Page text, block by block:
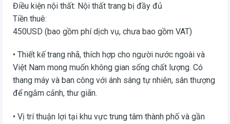
Điều kiện nội thất: Nội thất trang bị đầy đủ
Tiền thuê:
450USD (bao gồm phí dịch vụ, chưa bao gồm VAT)
• Thiết kế trang nhã, thích hợp cho người nước ngoài và
Việt Nam mong muốn không gian sống chất lượng. Có
thang máy và ban công với ánh sáng tự nhiên, sân thượng
để ngắm cảnh, thư giãn.
• Vị trí thuận lợi tại khu vực trung tâm thành phố và gần